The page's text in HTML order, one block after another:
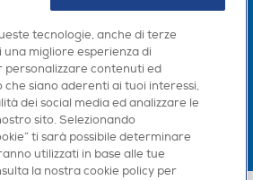
tecnologie, anche di terze
migliore esperienza di
personalizzare contenuti ed
che siano aderenti ai tuoi interessi,
dei social media ed analizzare le
sito. Selezionando
ti sarà possibile determinare
utilizzati in base alle tue
la nostra cookie policy per